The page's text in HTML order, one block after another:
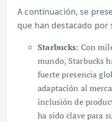
A continuación, se
que han destacado por
Starbucks: Con
mundo, Starbucks
fuerte presencia
adaptación al
inclusión de
ha sido clave para